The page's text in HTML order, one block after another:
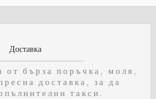
Доставка
от бърза поръчка, моля,
доставка, за да
такси.